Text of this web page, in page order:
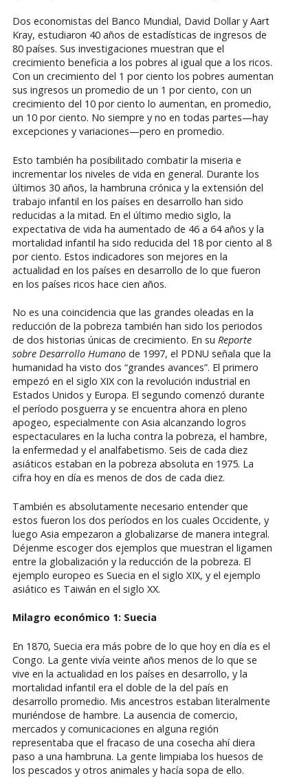
Dos economistas del Banco Mundial, David Dollar y Aart
Kray, estudiaron 40 años de estadísticas de ingresos de
80 países. Sus investigaciones muestran que el
crecimiento beneficia a los pobres al igual que a los ricos.
Con un crecimiento del 1 por ciento los pobres aumentan
sus ingresos un promedio de un 1 por ciento, con un
crecimiento del 10 por ciento lo aumentan, en promedio,
un 10 por ciento. No siempre y no en todas partes—hay
excepciones y variaciones—pero en promedio.
Esto también ha posibilitado combatir la miseria e
incrementar los niveles de vida en general. Durante los
últimos 30 años, la hambruna crónica y la extensión del
trabajo infantil en los países en desarrollo han sido
reducidas a la mitad. En el último medio siglo, la
expectativa de vida ha aumentado de 46 a 64 años y la
mortalidad infantil ha sido reducida del 18 por ciento al 8
por ciento. Estos indicadores son mejores en la
actualidad en los países en desarrollo de lo que fueron
en los países ricos hace cien años.
No es una coincidencia que las grandes oleadas en la
reducción de la pobreza también han sido los periodos
de dos historias únicas de crecimiento. En su Reporte
sobre Desarrollo Humano de 1997, el PDNU señala que la
humanidad ha visto dos “grandes avances”. El primero
empezó en el siglo XIX con la revolución industrial en
Estados Unidos y Europa. El segundo comenzó durante
el período posguerra y se encuentra ahora en pleno
apogeo, especialmente con Asia alcanzando logros
espectaculares en la lucha contra la pobreza, el hambre,
la enfermedad y el analfabetismo. Seis de cada diez
asiáticos estaban en la pobreza absoluta en 1975. La
cifra hoy en día es menos de dos de cada diez.
También es absolutamente necesario entender que
estos fueron los dos períodos en los cuales Occidente, y
luego Asia empezaron a globalizarse de manera integral.
Déjenme escoger dos ejemplos que muestran el ligamen
entre la globalización y la reducción de la pobreza. El
ejemplo europeo es Suecia en el siglo XIX, y el ejemplo
asiático es Taiwán en el siglo XX.
Milagro económico 1: Suecia
En 1870, Suecia era más pobre de lo que hoy en día es el
Congo. La gente vivía veinte años menos de lo que se
vive en la actualidad en los países en desarrollo, y la
mortalidad infantil era el doble de la del país en
desarrollo promedio. Mis ancestros estaban literalmente
muriéndose de hambre. La ausencia de comercio,
mercados y comunicaciones en alguna región
representaba que el fracaso de una cosecha ahí diera
paso a una hambruna. La gente limpiaba los huesos de
los pescados y otros animales y hacía sopa de ello.